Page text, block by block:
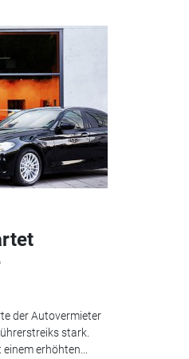
der Autovermieter
stark.
erhöhten...